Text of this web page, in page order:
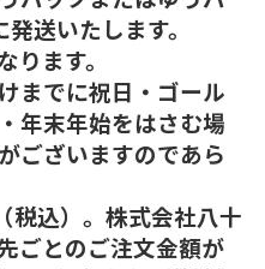
送いたします。
ます。
までに祝日・ゴール
年末年始をはさむ場
ございますのであら
込）。株式会社八十
ごとのご注文金額が